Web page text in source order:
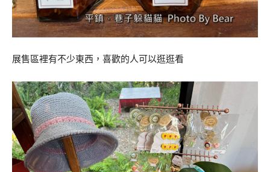
展售區裡有不少東西，喜歡的人可以逛逛看